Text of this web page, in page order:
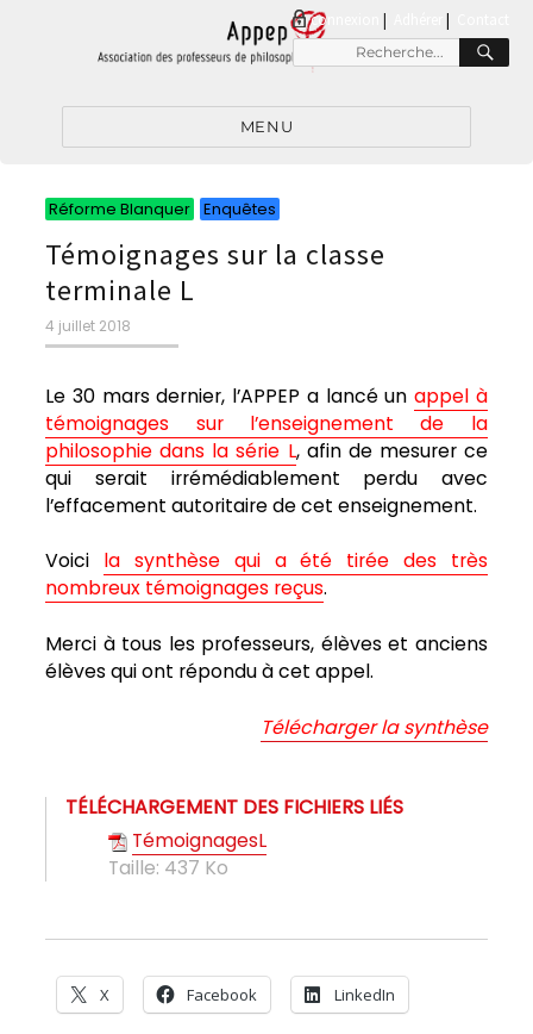
connexion |
Recherche
pour
MENU
Réforme Blanquer Enquêtes
Témoignages sur la classe
terminale L
Publié
le
4 juillet 2018
Le 30 mars dernier, l’APPEP a lancé unappel à
témoignages sur l’enseignement de la
philosophie dans la série L, afin de mesurer ce
qui serait irrémédiablement perdu avec
l’effacement autoritaire de cet enseignement.
Voici la synthèse qui a été tirée des très
nombreux témoignages reçus.
Merci à tous les professeurs, élèves et anciens
élèves qui ont répondu à cet appel.
Télécharger la synthèse
TÉLÉCHARGEMENT DES FICHIERS LIÉS
TémoignagesL
Taille: 437 Ko
X Facebook LinkedIn